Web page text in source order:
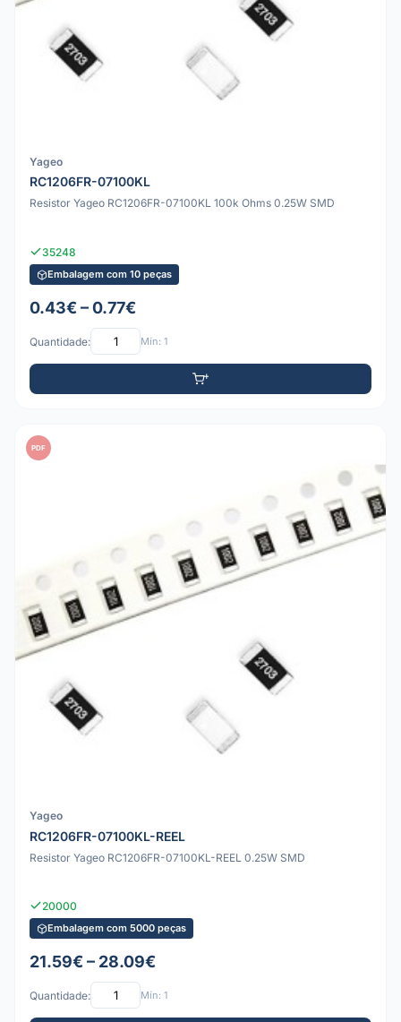
Yageo
RC1206FR-07100KL
Resistor Yageo RC1206FR-07100KL 100k Ohms 0.25W SMD
35248
Embalagem com 10 peças
0.43€ – 0.77€
Quantidade: Mín: 1
PDF
Yageo
RC1206FR-07100KL-REEL
Resistor Yageo RC1206FR-07100KL-REEL 0.25W SMD
20000
Embalagem com 5000 peças
21.59€ – 28.09€
Quantidade: Mín: 1